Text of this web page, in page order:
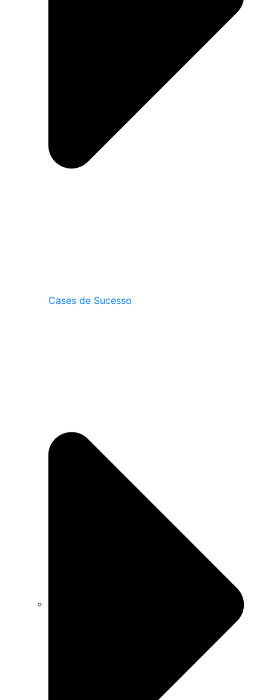
Cases de Sucesso